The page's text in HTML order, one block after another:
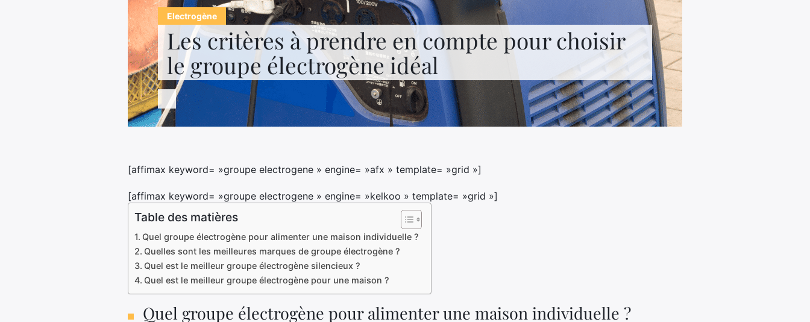
Electrogène
Les critères à prendre en compte pour choisir
le groupe électrogène idéal
[affimax keyword= »groupe electrogene » engine= »afx » template= »grid »]
[affimax keyword= »groupe electrogene » engine= »kelkoo » template= »grid »]
Table des matières
Quel groupe électrogène pour alimenter une maison individuelle ?
Quelles sont les meilleures marques de groupe électrogène ?
Quel est le meilleur groupe électrogène silencieux ?
Quel est le meilleur groupe électrogène pour une maison ?
Quel groupe électrogène pour alimenter une maison individuelle ?